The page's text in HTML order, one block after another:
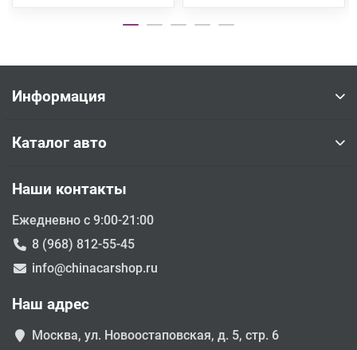
Информация
Каталог авто
Наши контакты
Ежедневно с 9:00-21:00
8 (968) 812-55-45
info@chinacarshop.ru
Наш адрес
Москва, ул. Новоостаповская, д. 5, стр. 6